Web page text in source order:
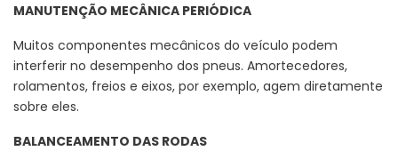
MANUTENÇÃO MECÂNICA PERIÓDICA
Muitos componentes mecânicos do veículo podem
interferir no desempenho dos pneus. Amortecedores,
rolamentos, freios e eixos, por exemplo, agem diretamente
sobre eles.
BALANCEAMENTO DAS RODAS